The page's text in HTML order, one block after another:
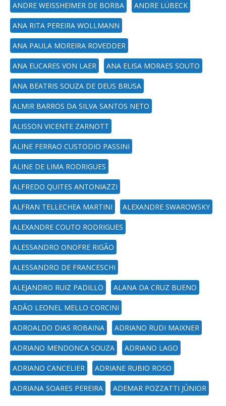
ANDRE WEISSHEIMER DE BORBA ANDRE LÜBECK
ANA RITA PEREIRA WOLLMANN
ANA PAULA MOREIRA ROVEDDER
ANA EUCARES VON LAER ANA ELISA MORAES SOUTO
ANA BEATRIS SOUZA DE DEUS BRUSA
ALMIR BARROS DA SILVA SANTOS NETO
ALISSON VICENTE ZARNOTT
ALINE FERRAO CUSTODIO PASSINI
ALINE DE LIMA RODRIGUES
ALFREDO QUITES ANTONIAZZI
ALFRAN TELLECHEA MARTINI ALEXANDRE SWAROWSKY
ALEXANDRE COUTO RODRIGUES
ALESSANDRO ONOFRE RIGÃO
ALESSANDRO DE FRANCESCHI
ALEJANDRO RUIZ PADILLO ALANA DA CRUZ BUENO
ADÃO LEONEL MELLO CORCINI
ADROALDO DIAS ROBAINA ADRIANO RUDI MAIXNER
ADRIANO MENDONCA SOUZA ADRIANO LAGO
ADRIANO CANCELIER ADRIANE RUBIO ROSO
ADRIANA SOARES PEREIRA ADEMAR POZZATTI JÚNIOR